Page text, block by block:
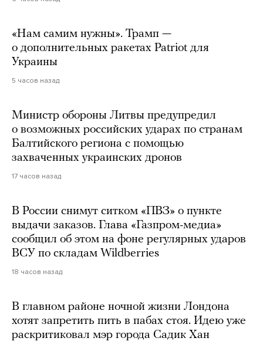
«Нам самим нужны». Трамп —
о дополнительных ракетах Patriot для
Украины
5 часов назад
Министр обороны Литвы предупредил
о возможных российских ударах по странам
Балтийского региона с помощью
захваченных украинских дронов
17 часов назад
В России снимут ситком «ПВЗ» о пункте
выдачи заказов. Глава «Газпром-медиа»
сообщил об этом на фоне регулярных ударов
ВСУ по складам Wildberries
18 часов назад
В главном районе ночной жизни Лондона
хотят запретить пить в пабах стоя. Идею уже
раскритиковал мэр города Садик Хан